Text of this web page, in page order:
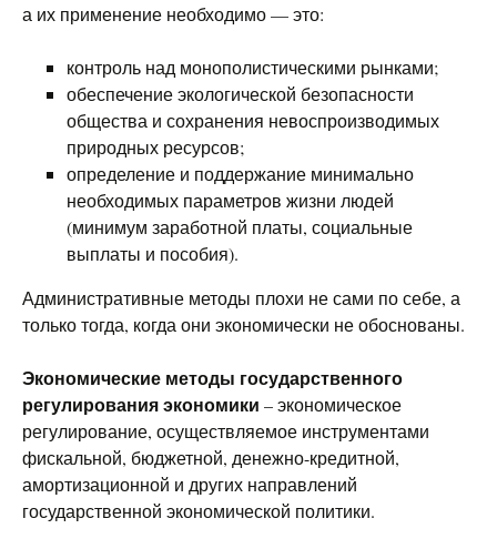
а их применение необходимо — это:
контроль над монополистическими рынками;
обеспечение экологической безопасности
общества и сохранения невоспроизводимых
природных ресурсов;
определение и поддержание минимально
необходимых параметров жизни людей
(минимум заработной платы, социальные
выплаты и пособия).
Административные методы плохи не сами по себе, а
только тогда, когда они экономически не обоснованы.
Экономические методы государственного
регулирования экономики – экономическое
регулирование, осуществляемое инструментами
фискальной, бюджетной, денежно-кредитной,
амортизационной и других направлений
государственной экономической политики.